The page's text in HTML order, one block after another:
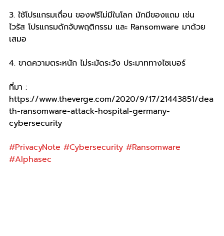
3. ใช้โปรแกรมเถื่อน ของฟรีไม่มีในโลก มักมีของแถม เช่น
ไวรัส โปรแกรมดักจับพฤติกรรม และ Ransomware มาด้วย
เสมอ
4. ขาดความตระหนัก ไม่ระมัดระวัง ประมาททางไซเบอร์
ที่มา :
https://www.theverge.com/2020/9/17/21443851/dea
th-ransomware-attack-hospital-germany-
cybersecurity
#PrivacyNote #Cybersecurity #Ransomware
#Alphasec